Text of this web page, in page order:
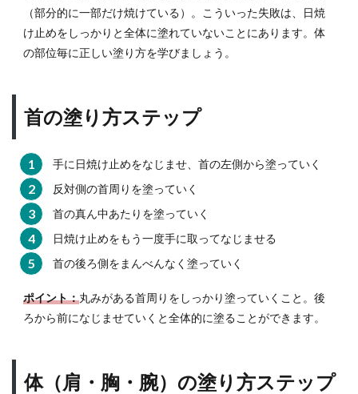
スポ
ー
での
海・
プー
（炎
天
での
方
け止
（部分的に一部だけ焼けている）。こういった失敗は、日焼
け止めをしっかりと全体に塗れていないことにあります。体
の部位毎に正しい塗り方を学びましょう。
首の塗り方ステップ
手に日焼け止めをなじませ、首の左側から塗っていく
反対側の首周りを塗っていく
首の真ん中あたりを塗っていく
日焼け止めをもう一度手に取ってなじませる
首の後ろ側をまんべんなく塗っていく
ポイント：丸みがある首周りをしっかり塗っていくこと。後
ろから前になじませていくと全体的に塗ることができます。
体（肩・胸・腕）の塗り方ステップ